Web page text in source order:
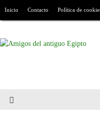
Inicio Contacto Política de